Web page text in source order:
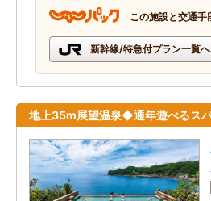
この施設と交通
新幹線/特急付プラン一覧へ
地上35m展望温泉◆通年遊べるス